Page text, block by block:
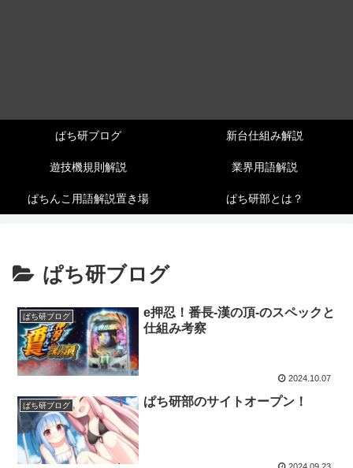
ぱち研ブログ 新台仕組み解説
遊技機規則解説 業界用語解説
ぱちんこ用語解説置き場 ぱち研部とは？
ぱち研ブログ
ぱち研ブログ
e押忍！番長-漢の頂-のスペックと
仕組み考察
2024.10.07
ぱち研ブログ ぱち研部のサイトオープン！